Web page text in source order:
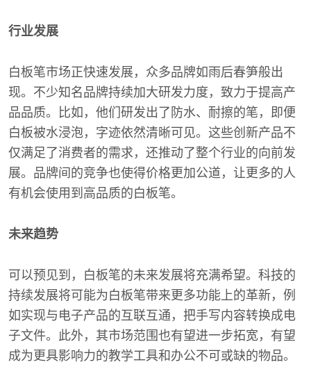
行业发展
白板笔市场正快速发展，众多品牌如雨后春笋般出
现。不少知名品牌持续加大研发力度，致力于提高产
品品质。比如，他们研发出了防水、耐擦的笔，即便
白板被水浸泡，字迹依然清晰可见。这些创新产品不
仅满足了消费者的需求，还推动了整个行业的向前发
展。品牌间的竞争也使得价格更加公道，让更多的人
有机会使用到高品质的白板笔。
未来趋势
可以预见到，白板笔的未来发展将充满希望。科技的
持续发展将可能为白板笔带来更多功能上的革新，例
如实现与电子产品的互联互通，把手写内容转换成电
子文件。此外，其市场范围也有望进一步拓宽，有望
成为更具影响力的教学工具和办公不可或缺的物品。